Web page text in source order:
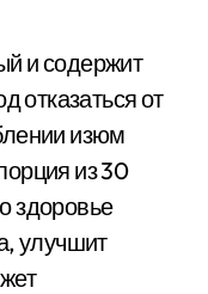
и содержит
отказаться от
изюм
из 30
здоровье
улучшит